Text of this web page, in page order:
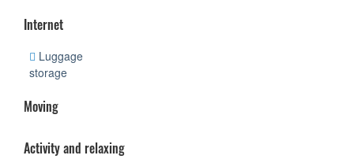
Internet
Luggage
storage
Moving
Activity and relaxing